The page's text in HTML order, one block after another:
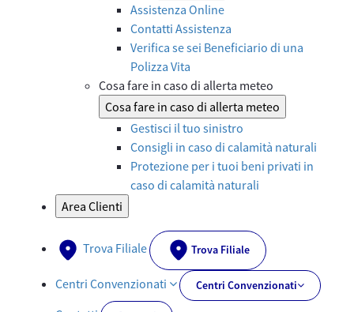
Assistenza Online
Contatti Assistenza
Verifica se sei Beneficiario di una
Polizza Vita
Cosa fare in caso di allerta meteo
Cosa fare in caso di allerta meteo
Gestisci il tuo sinistro
Consigli in caso di calamità naturali
Protezione per i tuoi beni privati in
caso di calamità naturali
Area Clienti
Trova Filiale Trova Filiale
Centri Convenzionati Centri Convenzionati